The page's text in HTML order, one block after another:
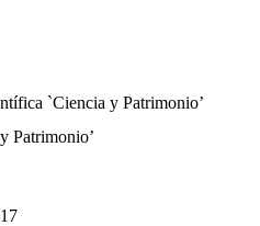
`Ciencia y Patrimonio’
Patrimonio’